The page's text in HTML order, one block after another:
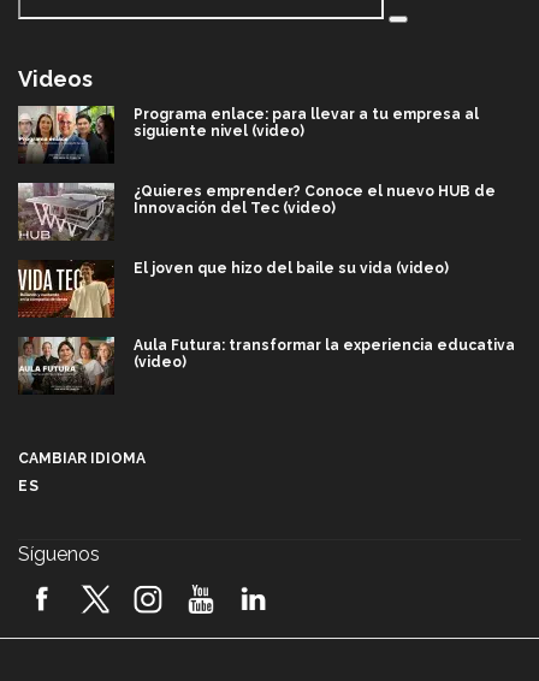
Videos
Programa enlace: para llevar a tu empresa al
siguiente nivel (video)
¿Quieres emprender? Conoce el nuevo HUB de
Innovación del Tec (video)
El joven que hizo del baile su vida (video)
Aula Futura: transformar la experiencia educativa
(video)
2026! (video)
CAMBIAR IDIOMA
ES
Síguenos